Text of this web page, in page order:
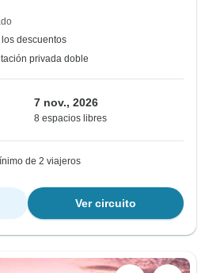
descuentos
privada doble
7 nov., 2026
8 espacios libres
de 2 viajeros
Ver circuito